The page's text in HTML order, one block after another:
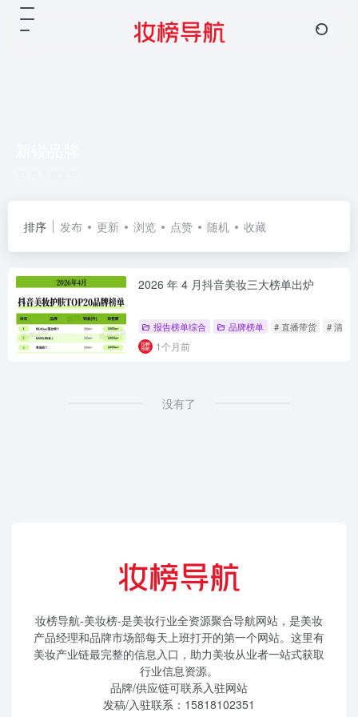
排序 发布 更新 浏览 点赞 随机 收藏
2026 年 4 月抖音美妆三大榜单出炉
报告榜单综合 品牌榜单 # 直播带货 # 清洁
1个月前
没有了
妆榜导航-美妆榜-是美妆行业全资源聚合导航网站，是美妆
产品经理和品牌市场部每天上班打开的第一个网站。这里有
美妆产业链最完整的信息入口，助力美妆从业者一站式获取
行业信息资源。
品牌/供应链可联系入驻网站
发稿/入驻联系：15818102351